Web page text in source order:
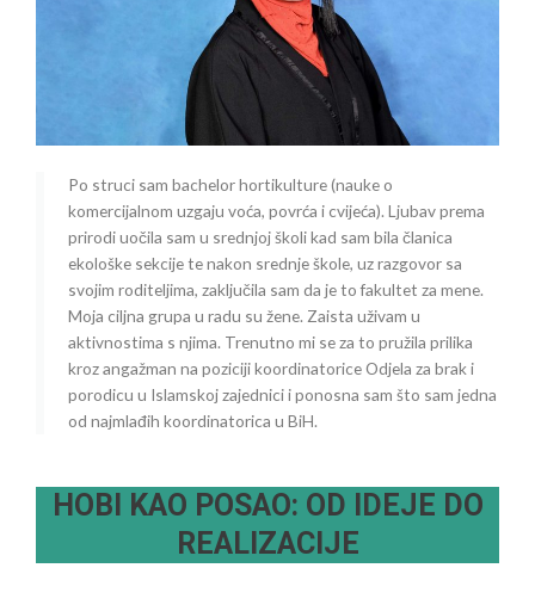
Po struci sam bachelor hortikulture (nauke o
komercijalnom uzgaju voća, povrća i cvijeća). Ljubav prema
prirodi uočila sam u srednjoj školi kad sam bila članica
ekološke sekcije te nakon srednje škole, uz razgovor sa
svojim roditeljima, zaključila sam da je to fakultet za mene.
Moja ciljna grupa u radu su žene. Zaista uživam u
aktivnostima s njima. Trenutno mi se za to pružila prilika
kroz angažman na poziciji koordinatorice Odjela za brak i
porodicu u Islamskoj zajednici i ponosna sam što sam jedna
od najmlađih koordinatorica u BiH.
HOBI KAO POSAO: OD IDEJE DO
REALIZACIJE